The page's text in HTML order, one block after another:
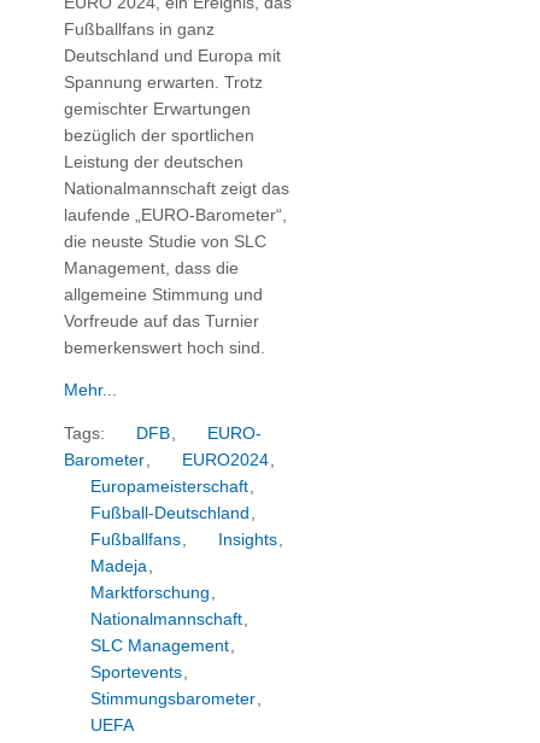
Fußballfans in ganz
Deutschland und Europa mit
Spannung erwarten. Trotz
gemischter Erwartungen
bezüglich der sportlichen
Leistung der deutschen
Nationalmannschaft zeigt das
laufende „EURO-Barometer“,
die neuste Studie von SLC
Management, dass die
allgemeine Stimmung und
Vorfreude auf das Turnier
bemerkenswert hoch sind.
Mehr...
Tags: DFB,
EURO-
Barometer, EURO2024,
Europameisterschaft,
Fußball-Deutschland ,
Fußballfans, Insights,
Madeja,
Marktforschung ,
Nationalmannschaft,
SLC Management,
Sportevents,
Stimmungsbarometer,
UEFA